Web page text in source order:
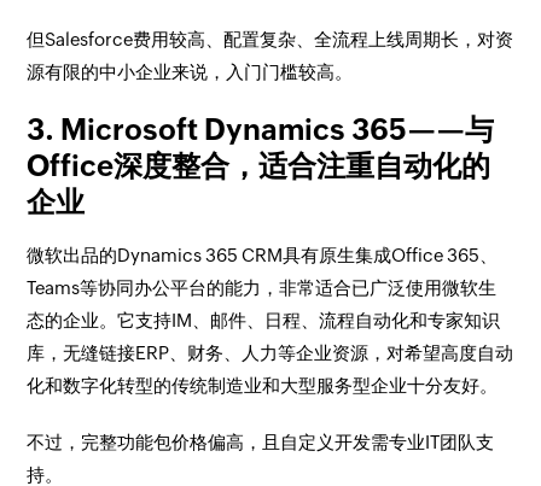
但Salesforce费用较高、配置复杂、全流程上线周期长，对资
源有限的中小企业来说，入门门槛较高。
3. Microsoft Dynamics 365——与
Office深度整合，适合注重自动化的
企业
微软出品的Dynamics 365 CRM具有原生集成Office 365、
Teams等协同办公平台的能力，非常适合已广泛使用微软生
态的企业。它支持IM、邮件、日程、流程自动化和专家知识
库，无缝链接ERP、财务、人力等企业资源，对希望高度自动
化和数字化转型的传统制造业和大型服务型企业十分友好。
不过，完整功能包价格偏高，且自定义开发需专业IT团队支
持。